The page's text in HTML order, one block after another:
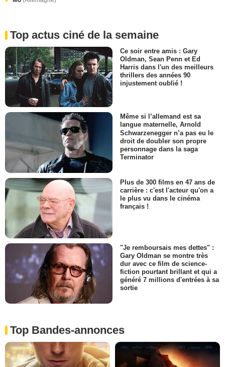
Top actus ciné de la semaine
Ce soir entre amis : Gary
Oldman, Sean Penn et Ed
Harris dans l'un des meilleurs
thrillers des années 90
injustement oublié !
Même si l’allemand est sa
langue maternelle, Arnold
Schwarzenegger n’a pas eu le
droit de doubler son propre
personnage dans la saga
Terminator
Plus de 300 films en 47 ans de
carrière : c'est l'acteur qu'on a
le plus vu dans le cinéma
français !
"Je remboursais mes dettes" :
Gary Oldman se montre très
dur avec ce film de science-
fiction pourtant brillant et qui a
généré 7 millions d'entrées à sa
sortie
Top Bandes-annonces